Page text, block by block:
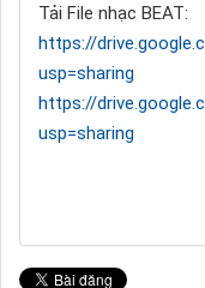
Tải File nhạc BEAT:
https://
usp=sharing
https://
usp=sharing